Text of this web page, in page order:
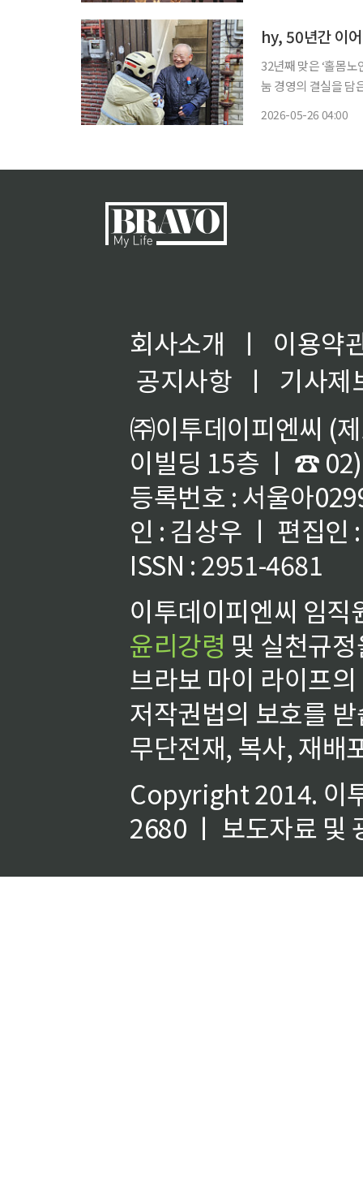
hy, 50년간 이
32년째 맞은 ‘홀몸노인돌봄
눔 경영의 결실을 담
2026-05-26 04:00
회사소개 ㅣ
이용약
공지사항
ㅣ
기사제
㈜이투데이피엔씨 (
이빌딩 15층 ㅣ ☎
등록번호 : 서울아
인 : 김상우 ㅣ 편집인
ISSN : 2951-4681
이투데이피엔씨 임
윤리강령 및 실천규
브라보 마이 라이프
저작권법의 보호를
무단전재, 복사, 재배
Copyright 2014. 이
2680 ㅣ 보도자료